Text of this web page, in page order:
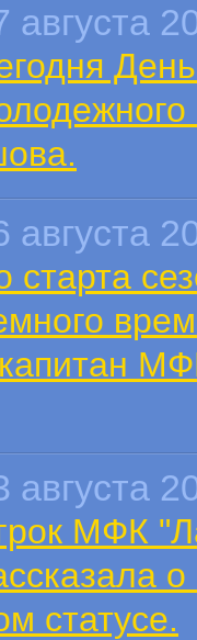
августа
августа
старта
августа
МФК
статусе.